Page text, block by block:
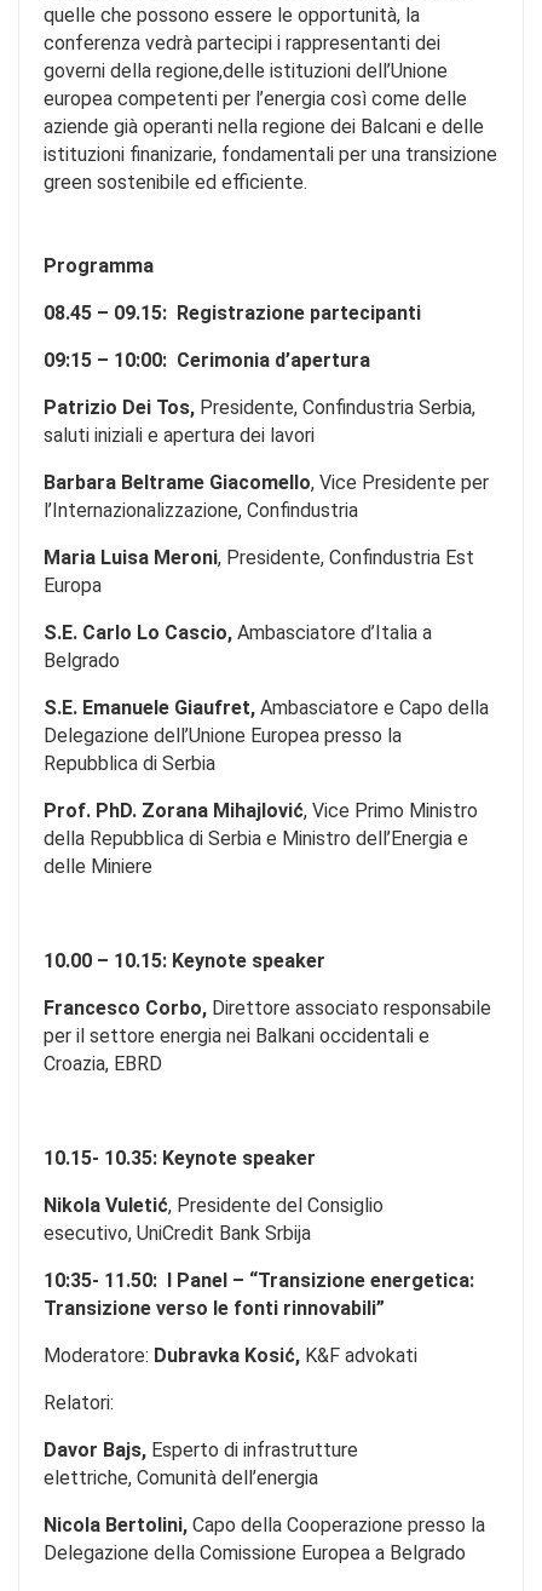
quelle che possono essere le opportunità, la
conferenza vedrà partecipi i rappresentanti dei
governi della regione,delle istituzioni dell’Unione
europea competenti per l’energia così come delle
aziende già operanti nella regione dei Balcani e delle
istituzioni finanizarie, fondamentali per una transizione
green sostenibile ed efficiente.
Programma
08.45 – 09.15: Registrazione partecipanti
09:15 – 10:00: Cerimonia d’apertura
Patrizio Dei Tos, Presidente, Confindustria Serbia,
saluti iniziali e apertura dei lavori
Barbara Beltrame Giacomello, Vice Presidente per
l’Internazionalizzazione, Confindustria
Maria Luisa Meroni, Presidente, Confindustria Est
Europa
S.E. Carlo Lo Cascio, Ambasciatore d’Italia a
Belgrado
S.E. Emanuele Giaufret, Ambasciatore e Capo della
Delegazione dell’Unione Europea presso la
Repubblica di Serbia
Prof. PhD. Zorana Mihajlović, Vice Primo Ministro
della Repubblica di Serbia e Ministro dell’Energia e
delle Miniere
10.00 – 10.15: Keynote speaker
Francesco Corbo, Direttore associato responsabile
per il settore energia nei Balkani occidentali e
Croazia, EBRD
10.15- 10.35: Keynote speaker
Nikola Vuletić, Presidente del Consiglio
esecutivo, UniCredit Bank Srbija
10:35- 11.50: I Panel – “Transizione energetica:
Transizione verso le fonti rinnovabili”
Moderatore: Dubravka Kosić, K&F advokati
Relatori:
Davor Bajs, Esperto di infrastrutture
elettriche, Comunità dell’energia
Nicola Bertolini, Capo della Cooperazione presso la
Delegazione della Comissione Europea a Belgrado